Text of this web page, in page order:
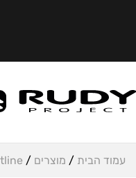
עמוד הבית / מוצרים /